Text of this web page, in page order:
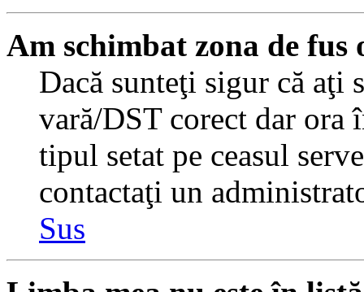
Am schimbat zona de
Dacă sunteţi sigur că aţi
vară/DST corect dar ora
tipul setat pe ceasul
contactaţi un
Sus